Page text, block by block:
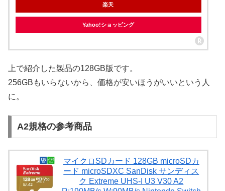
楽天
Yahoo!ショッピング
上で紹介した製品の128GB版です。
256GBもいらないから、価格が安いほうがいいという人
に。
A2規格の参考商品
マイクロSDカード 128GB microSDカ
ード microSDXC SanDisk サンディス
ク Extreme UHS-I U3 V30 A2